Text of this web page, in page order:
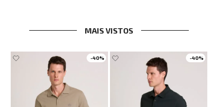
MAIS VISTOS
-40% -40%